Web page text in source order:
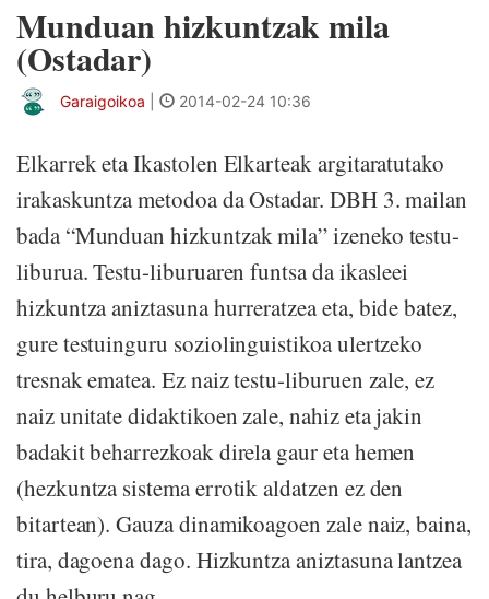
Munduan hizkuntzak mila
(Ostadar)
Garaigoikoa 2014-02-24 10:36
Elkarrek eta Ikastolen Elkarteak argitaratutako
irakaskuntza metodoa da Ostadar. DBH 3. mailan
bada “Munduan hizkuntzak mila” izeneko testu-
liburua. Testu-liburuaren funtsa da ikasleei
hizkuntza aniztasuna hurreratzea eta, bide batez,
gure testuinguru soziolinguistikoa ulertzeko
tresnak ematea. Ez naiz testu-liburuen zale, ez
naiz unitate didaktikoen zale, nahiz eta jakin
badakit beharrezkoak direla gaur eta hemen
(hezkuntza sistema errotik aldatzen ez den
bitartean). Gauza dinamikoagoen zale naiz, baina,
tira, dagoena dago. Hizkuntza aniztasuna lantzea